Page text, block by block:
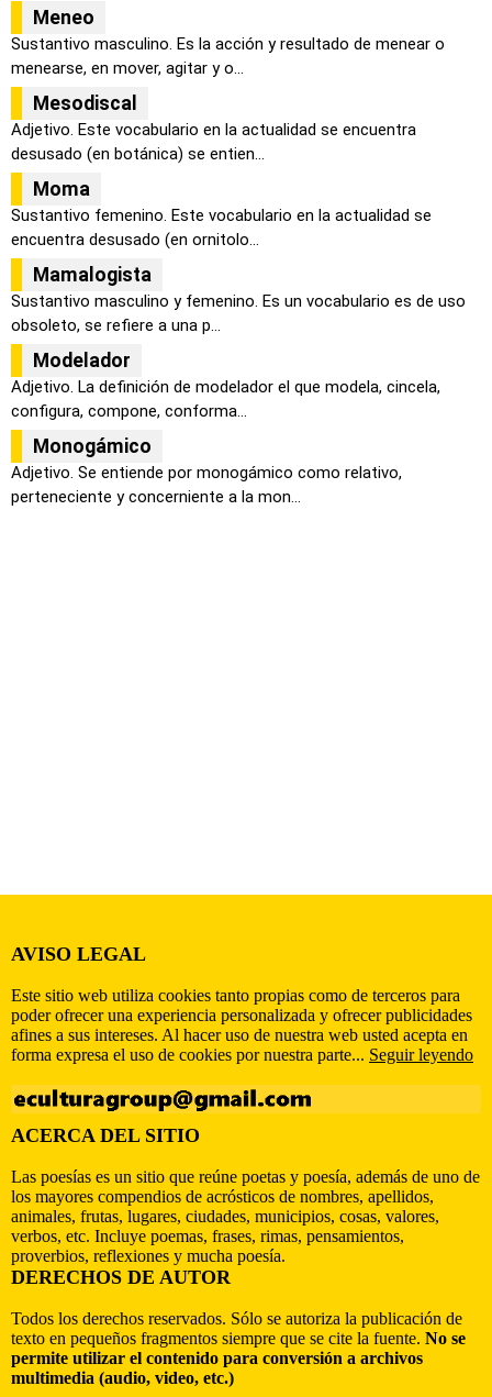
Meneo
Sustantivo masculino. Es la acción y resultado de menear o
menearse, en mover, agitar y o...
Mesodiscal
Adjetivo. Este vocabulario en la actualidad se encuentra
desusado (en botánica) se entien...
Moma
Sustantivo femenino. Este vocabulario en la actualidad se
encuentra desusado (en ornitolo...
Mamalogista
Sustantivo masculino y femenino. Es un vocabulario es de uso
obsoleto, se refiere a una p...
Modelador
Adjetivo. La definición de modelador el que modela, cincela,
configura, compone, conforma...
Monogámico
Adjetivo. Se entiende por monogámico como relativo,
perteneciente y concerniente a la mon...
AVISO LEGAL
Este sitio web utiliza cookies tanto propias como de terceros para
poder ofrecer una experiencia personalizada y ofrecer publicidades
afines a sus intereses. Al hacer uso de nuestra web usted acepta en
forma expresa el uso de cookies por nuestra parte... Seguir leyendo
ACERCA DEL SITIO
Las poesías es un sitio que reúne poetas y poesía, además de uno de
los mayores compendios de acrósticos de nombres, apellidos,
animales, frutas, lugares, ciudades, municipios, cosas, valores,
verbos, etc. Incluye poemas, frases, rimas, pensamientos,
proverbios, reflexiones y mucha poesía.
DERECHOS DE AUTOR
Todos los derechos reservados. Sólo se autoriza la publicación de
texto en pequeños fragmentos siempre que se cite la fuente. No se
permite utilizar el contenido para conversión a archivos
multimedia (audio, video, etc.)